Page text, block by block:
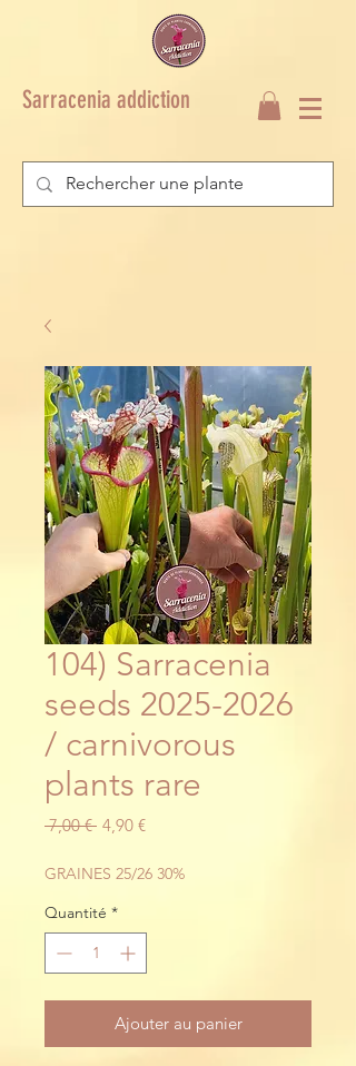
Sarracenia addiction
104) Sarracenia
seeds 2025-2026
/ carnivorous
plants rare
7,00 € Prix
4,90 €Prix
GRAINES 25/26 30%
Quantité *
Ajouter au panier